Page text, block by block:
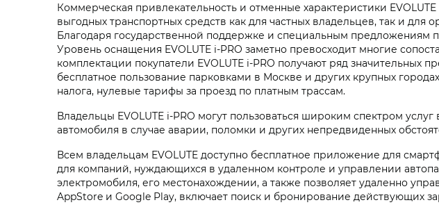
Коммерческая привлекательность и отменные характеристики
выгодных транспортных средств как для частных владельцев, так и
Благодаря государственной поддержке и специальным предложениям
Уровень оснащения EVOLUTE i‑PRO заметно превосходит многие
комплектации покупатели EVOLUTE i‑PRO получают ряд
бесплатное пользование парковками в Москве и других крупных
налога, нулевые тарифы за проезд по платным трассам.
Владельцы EVOLUTE i‑PRO могут пользоваться широким спектром
автомобиля в случае аварии, поломки и других непредвиденных
Всем владельцам EVOLUTE доступно бесплатное приложение для
для компаний, нуждающихся в удаленном контроле и управлении
электромобиля, его местонахождении, а также позволяет удаленно
AppStore и Google Play, включает поиск и бронирование действующих